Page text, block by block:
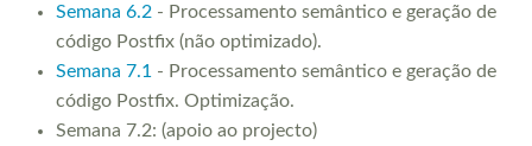
Semana 6.2 - Processamento semântico e geração de
código Postfix (não optimizado).
Semana 7.1 - Processamento semântico e geração de
código Postfix. Optimização.
Semana 7.2: (apoio ao projecto)